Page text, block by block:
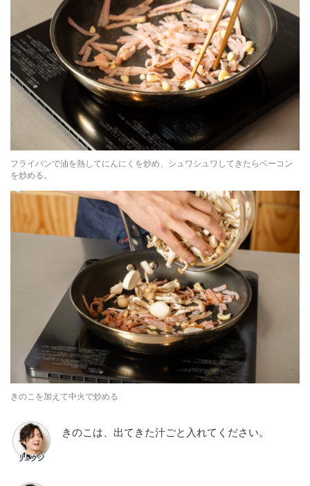
フライパンで油を熱してにんにくを炒め、シュワシュワしてきたらベーコン
を炒める。
きのこを加えて中⽕で炒める
きのこは、出てきた汁ごと入れてください。